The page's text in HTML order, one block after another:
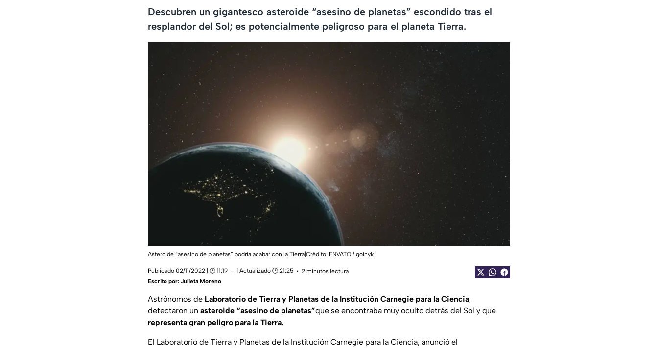
Descubren un gigantesco asteroide “asesino de planetas” escondido tras el
resplandor del Sol; es potencialmente peligroso para el planeta Tierra.
Asteroide “asesino de planetas” podría acabar con la Tierra|Crédito: ENVATO / goinyk
Publicado 02/11/2022 | 🕑 11:19 | Actualizado 🕑 21:25
2 minutos lectura
Escrito por: Julieta Moreno
Astrónomos de Laboratorio de Tierra y Planetas de la Institución Carnegie para la Ciencia,
detectaron un asteroide “asesino de planetas”que se encontraba muy oculto detrás del Sol y que
representa gran peligro para la Tierra.
El Laboratorio de Tierra y Planetas de la Institución Carnegie para la Ciencia, anunció el